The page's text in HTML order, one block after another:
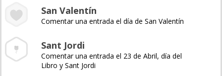
San Valentín
Comentar una entrada el día de San Valentín
Sant Jordi
Comentar una entrada el 23 de Abril, día del
Libro y Sant Jordi